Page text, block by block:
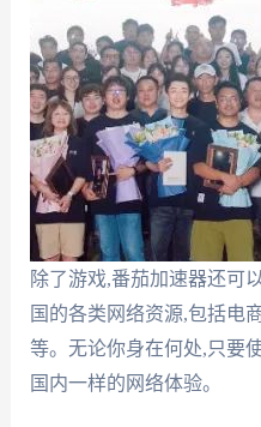
除了游戏,番茄加速器还可
国的各类网络资源,包括电
等。无论你身在何处,只要
国内一样的网络体验。